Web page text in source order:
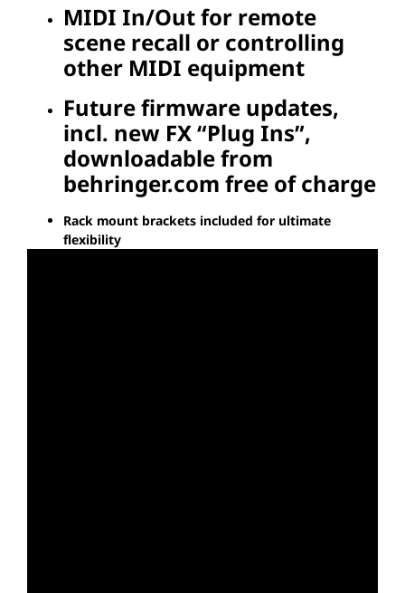
MIDI In/Out for remote
scene recall or controlling
other MIDI equipment
Future firmware updates,
incl. new FX “Plug Ins”,
downloadable from
behringer.com free of charge
Rack mount brackets included for ultimate
flexibility